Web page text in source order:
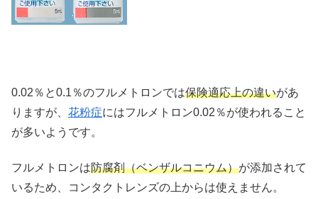
0.02％と0.1％のフルメトロンでは保険適応上の違いがあ
りますが、 花粉症にはフルメトロン0.02％が使われること
が多いようです。
フルメトロンは防腐剤（ベンザルコニウム）が添加されて
いるため、コンタクトレンズの上からは使えません。